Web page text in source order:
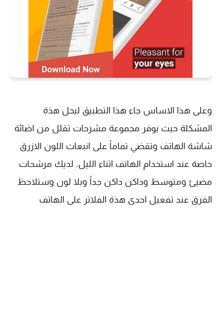
وعلى هذا الاساس جاء هذا التطبيق ليحل هذة
المشكلة حيث يوفر مجموعة مشرحات تقلل من اضائة
شاشة الهاتف وتقضي تماماً على انبعاث اللون الازرق
خاصة عند استخدام الهاتف اثناء الليل. لديك مرشحات
مضيئ ومتوسط وداكن داكن جداً وبلا لون وستلاحظ
الفرق عند تفعيل احدى هذة الفلاتر على الهاتف